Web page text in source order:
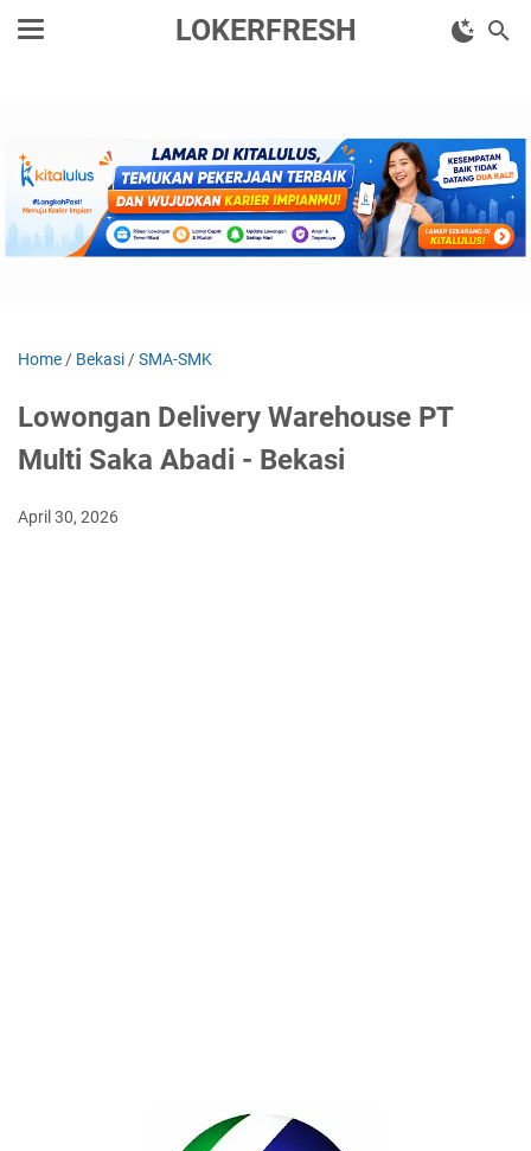
LOKERFRESH
Home / Bekasi /SMA-SMK
Lowongan Delivery Warehouse PT
Multi Saka Abadi - Bekasi
April 30, 2026